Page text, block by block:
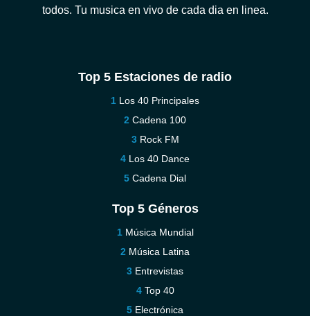
todos. Tu musica en vivo de cada dia en linea.
Top 5 Estaciones de radio
Los 40 Principales
Cadena 100
Rock FM
Los 40 Dance
Cadena Dial
Top 5 Géneros
Música Mundial
Música Latina
Entrevistas
Top 40
Electrónica